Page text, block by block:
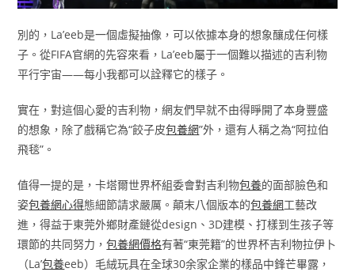
別的，La’eeb是一個虛擬抽像，可以依據本身的想象釀成任何樣
子。從FIFA官網的先容來看，La’eeb屬于一個難以描述的吉利物
平行宇宙——每小我都可以詮釋它的樣子。
實在，對這個心愛的吉利物，網友們早就不由得睜開了本身豐盛
的想象，除了戲稱它為“餃子皮包養網”外，還有人稱之為“阿拉伯
飛毯”。
值得一提的是，卡塔爾世界杯組委會對吉利物包養的面部臉色和
姿包養網心得態細節請求嚴厲。顛末八個版本的包養網工藝改
進，得益于東莞外鄉財產鏈從design、3D建模、打樣到生孩子等
環節的共同努力，包養網價格有著“東莞籍”的世界杯吉利物拉伊卜
（La’包養eeb）毛絨玩具在全球30余家企業的樣品中鋒芒畢露，